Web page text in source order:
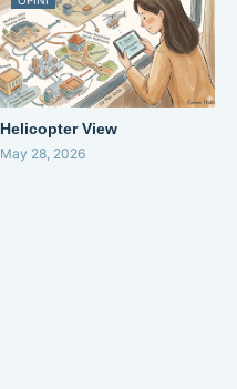
Helicopter View
May 28, 2026